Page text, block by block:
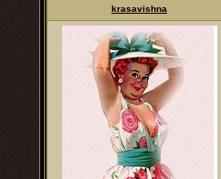
krasavishna